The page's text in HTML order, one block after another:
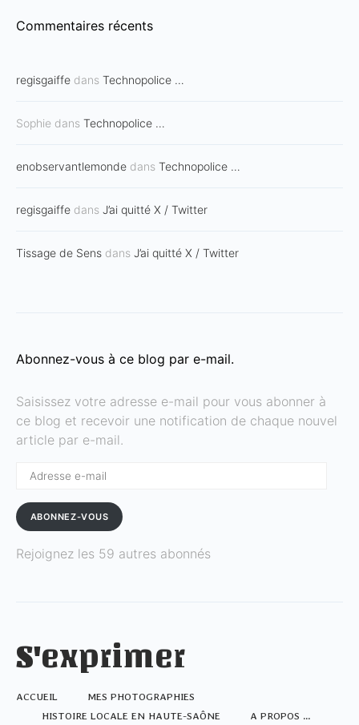
Commentaires récents
regisgaiffe dans Technopolice …
Sophie dans Technopolice …
enobservantlemonde dans Technopolice …
regisgaiffe dans J’ai quitté X / Twitter
Tissage de Sens dans J’ai quitté X / Twitter
Abonnez-vous à ce blog par e-mail.
Saisissez votre adresse e-mail pour vous abonner à
ce blog et recevoir une notification de chaque nouvel
article par e-mail.
ABONNEZ-VOUS
Rejoignez les 59 autres abonnés
S'exprimer
ACCUEIL
MES PHOTOGRAPHIES
HISTOIRE LOCALE EN HAUTE-SAÔNE
A PROPOS …